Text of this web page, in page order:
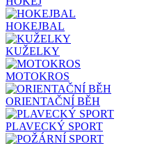
HOKEJBAL
KUŽELKY
MOTOKROS
ORIENTAČNÍ BĚH
PLAVECKÝ SPORT